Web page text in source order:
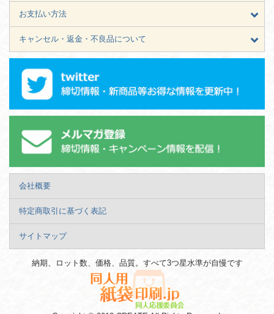
お支払い方法
キャンセル・返金・不良品について
会社概要
特定商取引に基づく表記
サイトマップ
納期、ロット数、価格、品質。すべて3つ星水準が自慢です